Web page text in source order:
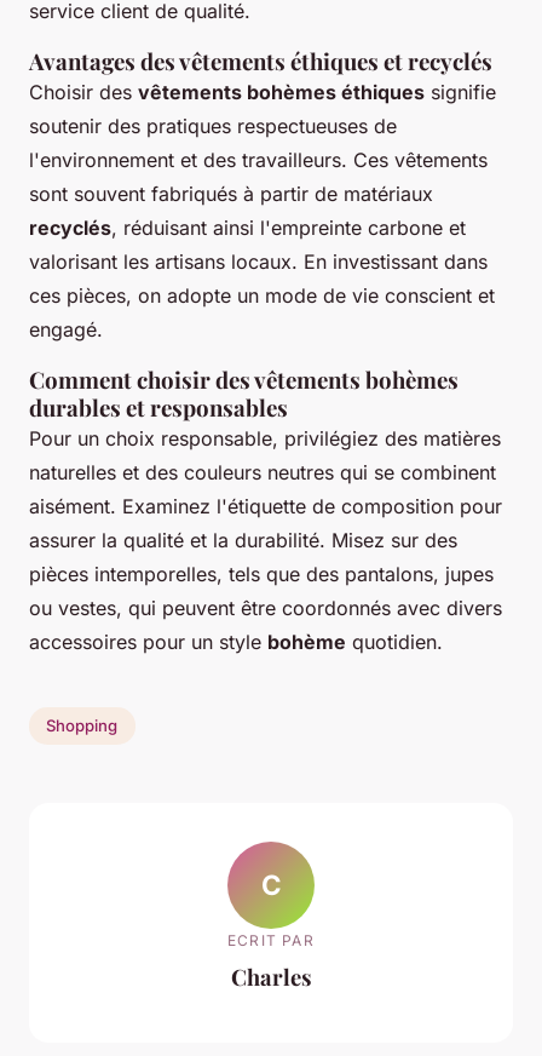
service client de qualité.
Avantages des vêtements éthiques et recyclés
Choisir des vêtements bohèmes éthiques signifie
soutenir des pratiques respectueuses de
l'environnement et des travailleurs. Ces vêtements
sont souvent fabriqués à partir de matériaux
recyclés, réduisant ainsi l'empreinte carbone et
valorisant les artisans locaux. En investissant dans
ces pièces, on adopte un mode de vie conscient et
engagé.
Comment choisir des vêtements bohèmes
durables et responsables
Pour un choix responsable, privilégiez des matières
naturelles et des couleurs neutres qui se combinent
aisément. Examinez l'étiquette de composition pour
assurer la qualité et la durabilité. Misez sur des
pièces intemporelles, tels que des pantalons, jupes
ou vestes, qui peuvent être coordonnés avec divers
accessoires pour un style bohème quotidien.
Shopping
C
ECRIT PAR
Charles